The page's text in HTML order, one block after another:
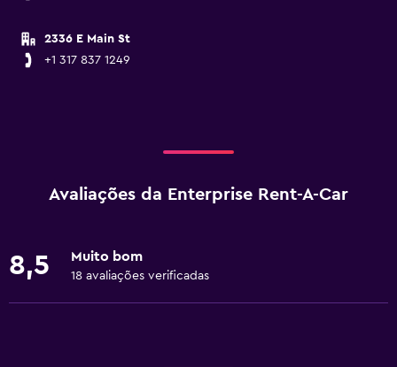
2336 E Main St
+1 317 837 1249
Avaliações da Enterprise Rent-A-Car
8,5 Muito bom
18 avaliações verificadas